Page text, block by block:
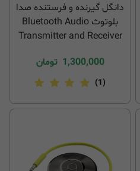
دانگل گیرنده و فرستنده صدا
بلوتوث Bluetooth Audio
Transmitter and Receiver
1,300,000 تومان
(1)